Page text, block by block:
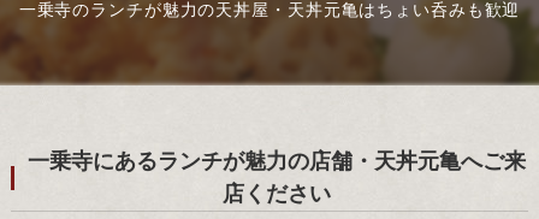
一乗寺のランチが魅力の天丼屋・天丼元亀はちょい呑みも歓迎
一乗寺にあるランチが魅力の店舗・天丼元亀へご来
店ください